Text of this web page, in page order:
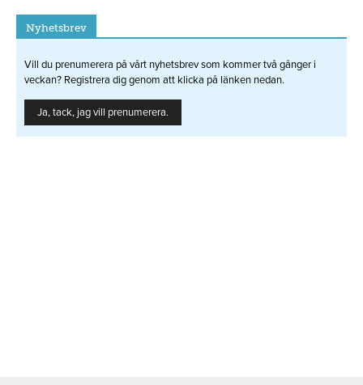
Nyhetsbrev
Vill du prenumerera på vårt nyhetsbrev som kommer två gånger i
veckan? Registrera dig genom att klicka på länken nedan.
Ja, tack, jag vill prenumerera.